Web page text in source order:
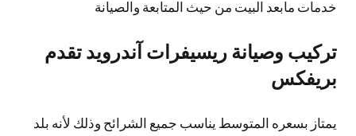
خدمات مابعد البيت من حيث المتابعة والصيانة
تركيب وصيانة ريسيفرات آندرويد تقدم
بريفكس
يمتاز بسعره المتوسط يناسب جميع الشرائح وذلك لأنه بلد